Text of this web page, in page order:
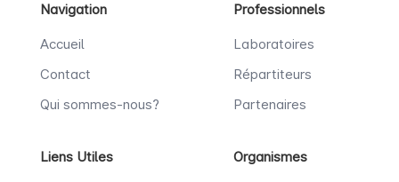
Navigation
Accueil
Contact
Qui sommes-nous?
Professionnels
Laboratoires
Répartiteurs
Partenaires
Liens Utiles Organismes